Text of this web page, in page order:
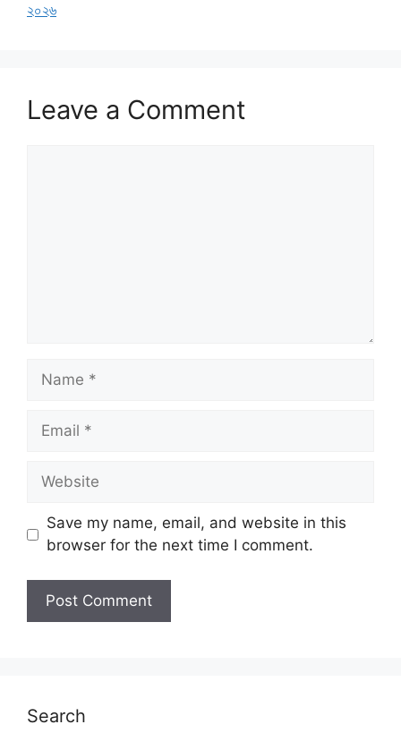
২০২৬
Leave a Comment
Name
Email
Website
Save my name, email, and website in this
browser for the next time I comment.
Search